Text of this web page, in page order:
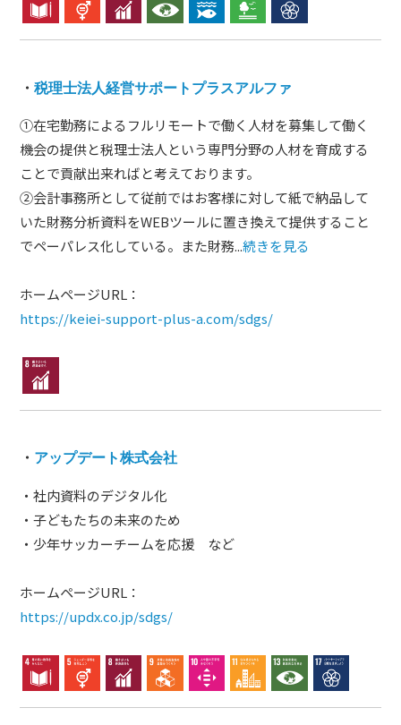
・税理士法人経営サポートプラスアルファ
①在宅勤務によるフルリモートで働く人材を募集して働く
機会の提供と税理士法人という専門分野の人材を育成する
ことで貢献出来ればと考えております。
②会計事務所として従前ではお客様に対して紙で納品して
いた財務分析資料をWEBツールに置き換えて提供すること
でペーパレス化している。また財務...続きを見る
ホームページURL：
https://keiei-support-plus-a.com/sdgs/
・ アップデート株式会社
・社内資料のデジタル化
・子どもたちの未来のため
・少年サッカーチームを応援 など
ホームページURL：
https://updx.co.jp/sdgs/